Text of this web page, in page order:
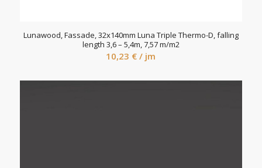
Lunawood, Fassade, 32x140mm Luna Triple Thermo-D, falling
length 3,6 – 5,4m, 7,57 m/m2
10,23 € / jm